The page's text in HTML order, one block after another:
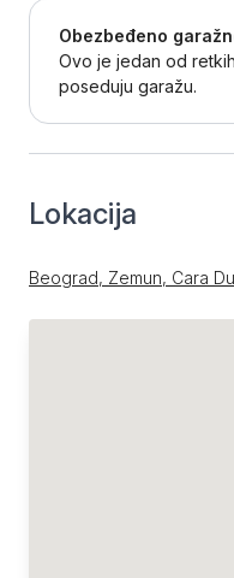
Obezbeđeno
Ovo je jedan od
poseduju garažu.
Lokacija
Beograd, Zemun, Cara